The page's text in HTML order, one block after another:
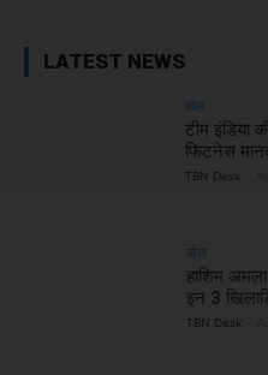
LATEST NEWS
खेल
टीम इंडिया
फिटनेस
TBN Desk
खेल
हाशिम
इन 3
TBN Desk